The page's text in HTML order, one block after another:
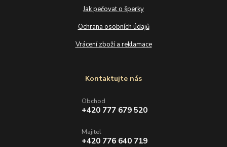
Jak pečovat o šperky
Ochrana osobních údajů
Vrácení zboží a reklamace
Kontaktujte nás
Obchod
+420 777 679 520
Majitel
+420 776 640 719